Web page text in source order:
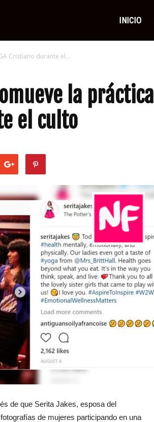
INICIO
Cristiano durante el...
la práctica
el culto
de que Serita Jakes, esposa del
de mujeres participando en una